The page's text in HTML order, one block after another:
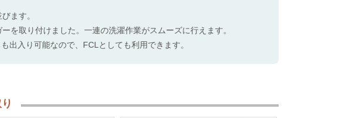
ます。
を取り付けました。一連の洗濯作業がスムーズに行えます。
出入り可能なので、FCLとしても利用できます。